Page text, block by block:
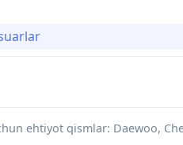
ehtiyot qismlar: Daewoo,